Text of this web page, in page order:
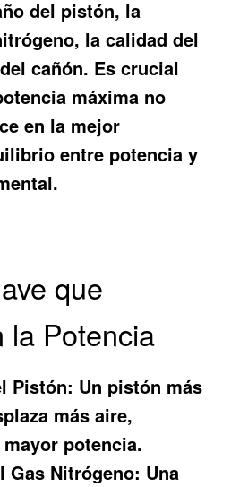
del pistón, la
la calidad del
cañón. Es crucial
máxima no
en la mejor
entre potencia y
que
la Potencia
Pistón: Un pistón más
más aire,
potencia.
Gas Nitrógeno: Una